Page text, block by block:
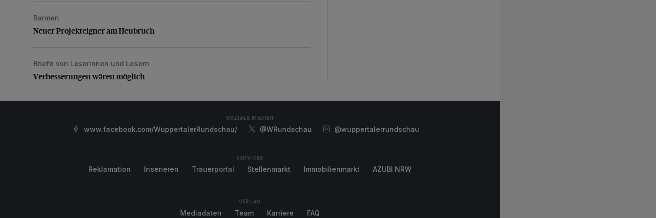
Neuer Projekteigner am Heubruch
Barmen
Neuer Projekteigner am Heubruch
Verbesserungen wären möglich
Briefe von Leserinnen und Lesern
Verbesserungen wären möglich
SOZIALE MEDIEN
www.facebook.com/WuppertalerRundschau/ @WRundschau @wuppertalerrundschau
SERVICES
Reklamation Inserieren Trauerportal Stellenmarkt Immobilienmarkt AZUBI NRW
VERLAG
Mediadaten Team Karriere FAQ